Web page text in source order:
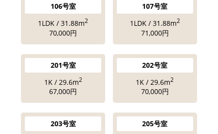
106号室
1LDK / 31.88m2
70,000円
107号室
1LDK / 31.88m2
71,000円
201号室
1K / 29.6m2
67,000円
202号室
1K / 29.6m2
70,000円
203号室
205号室